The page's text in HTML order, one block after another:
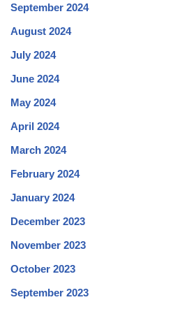
September 2024
August 2024
July 2024
June 2024
May 2024
April 2024
March 2024
February 2024
January 2024
December 2023
November 2023
October 2023
September 2023